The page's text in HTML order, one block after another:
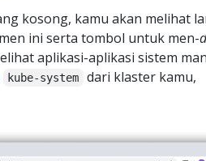
kosong, kamu akan melihat
ini serta tombol untuk men-
aplikasi-aplikasi sistem
kube-system
dari klaster kamu,